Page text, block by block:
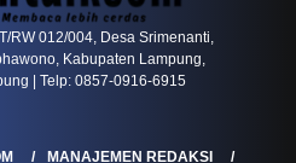
RW 012/004, Desa Srimenanti,
Kabupaten Lampung,
| Telp: 0857-0916-6915
MANAJEMEN REDAKSI